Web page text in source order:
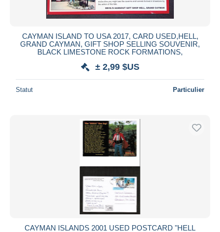
CAYMAN ISLAND TO USA 2017, CARD USED,HELL,
GRAND CAYMAN, GIFT SHOP SELLING SOUVENIR,
BLACK LIMESTONE ROCK FORMATIONS,
± 2,99 $US
Statut Particulier
CAYMAN ISLANDS 2001 USED POSTCARD "HELL